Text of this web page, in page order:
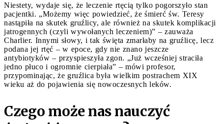
Niestety, wydaje się, że leczenie rtęcią tylko pogorszyło stan
pacjentki. „Możemy więc powiedzieć, że śmierć św. Teresy
nastąpiła na skutek gruźlicy, ale również na skutek komplikacji
jatrogennych (czyli wywołanych leczeniem)” – zauważa
Charlier. Innymi słowy, i tak święta zmarłaby na gruźlicę, lecz
podana jej rtęć – w epoce, gdy nie znano jeszcze
antybiotyków – przyspieszyła zgon. „Już wcześniej straciła
jedno płuco i ogromnie cierpiała” – mówi profesor,
przypominając, że gruźlica była wielkim postrachem XIX
wieku aż do pojawienia się nowoczesnych leków.
Czego może nas nauczyć